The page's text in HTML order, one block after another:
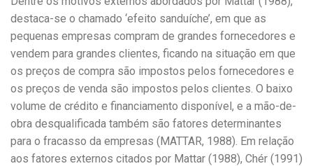
destaca-se o chamado ‘efeito sanduíche’, em que as
pequenas empresas compram de grandes fornecedores e
vendem para grandes clientes, ficando na situação em que
os preços de compra são impostos pelos fornecedores e
os preços de venda são impostos pelos clientes. O baixo
volume de crédito e financiamento disponível, e a mão-de-
obra desqualificada também são fatores determinantes
para o fracasso da empresas (MATTAR, 1988). Em relação
aos fatores externos citados por Mattar (1988), Chér (1991)